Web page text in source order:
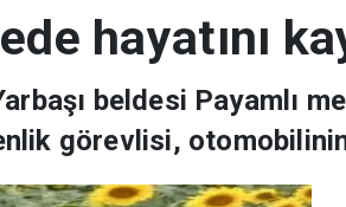
hayatını
beldesi Payamlı
görevlisi,